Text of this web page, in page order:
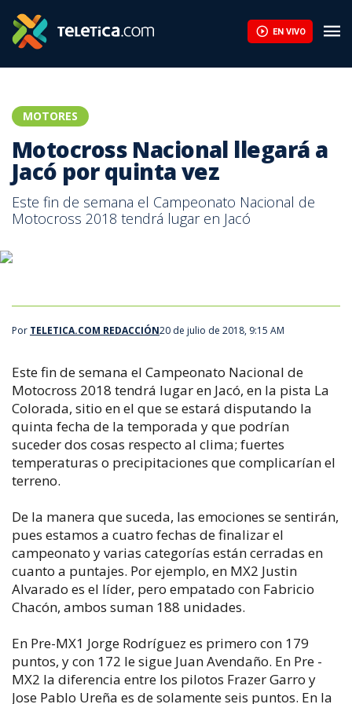
EN VIVO
MOTORES
Motocross Nacional llegará a
Jacó por quinta vez
Este fin de semana el Campeonato Nacional de
Motocross 2018 tendrá lugar en Jacó
Por TELETICA.COM REDACCIÓN20 de julio de 2018, 9:15 AM
Este fin de semana el Campeonato Nacional de
Motocross 2018 tendrá lugar en Jacó, en la pista La
Colorada, sitio en el que se estará disputando la
quinta fecha de la temporada y que podrían
suceder dos cosas respecto al clima; fuertes
temperaturas o precipitaciones que complicarían el
terreno.
De la manera que suceda, las emociones se sentirán,
pues estamos a cuatro fechas de finalizar el
campeonato y varias categorías están cerradas en
cuanto a puntajes. Por ejemplo, en MX2 Justin
Alvarado es el líder, pero empatado con Fabricio
Chacón, ambos suman 188 unidades.
En Pre-MX1 Jorge Rodríguez es primero con 179
puntos, y con 172 le sigue Juan Avendaño. En Pre -
MX2 la diferencia entre los pilotos Frazer Garro y
Jose Pablo Ureña es de solamente seis puntos. En la